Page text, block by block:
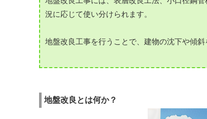
況に応じて使い分けられます。
地盤改良工事を行うことで、建物の沈下や傾
地盤改良とは何か？